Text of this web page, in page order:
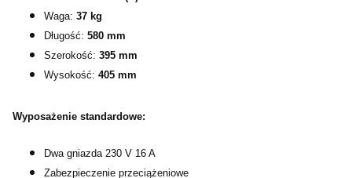
Waga: 37 kg
Długość: 580 mm
Szerokość: 395 mm
Wysokość: 405 mm
Wyposażenie standardowe:
Dwa gniazda 230 V 16 A
Zabezpieczenie przeciążeniowe